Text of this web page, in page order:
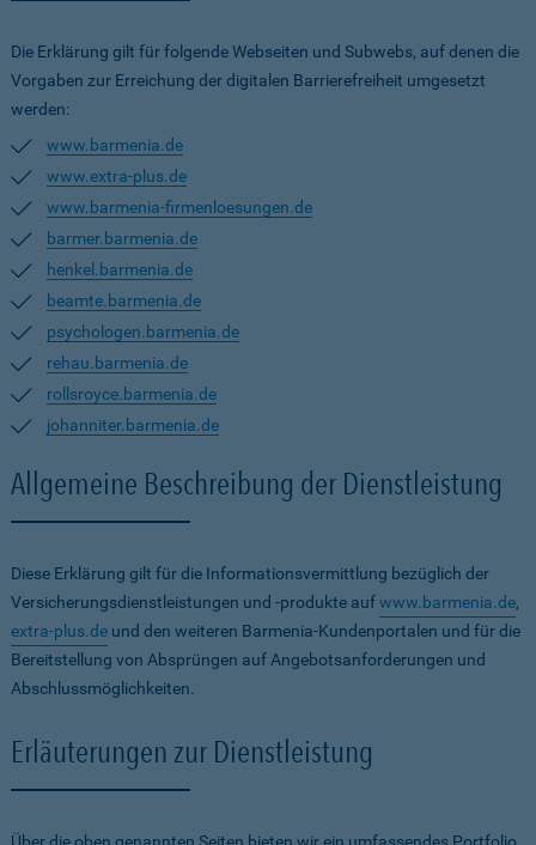
Die Erklärung gilt für folgende Webseiten und Subwebs, auf denen die
Vorgaben zur Erreichung der digitalen Barrierefreiheit umgesetzt
werden:
www.barmenia.de
www.extra-plus.de
www.barmenia-firmenloesungen.de
barmer.barmenia.de
henkel.barmenia.de
beamte.barmenia.de
psychologen.barmenia.de
rehau.barmenia.de
rollsroyce.barmenia.de
johanniter.barmenia.de
Allgemeine Beschreibung der Dienstleistung
Diese Erklärung gilt für die Informationsvermittlung bezüglich der
Versicherungsdienstleistungen und -produkte aufwww.barmenia.de,
extra-plus.de und den weiteren Barmenia-Kundenportalen und für die
Bereitstellung von Absprüngen auf Angebotsanforderungen und
Abschlussmöglichkeiten.
Erläuterungen zur Dienstleistung